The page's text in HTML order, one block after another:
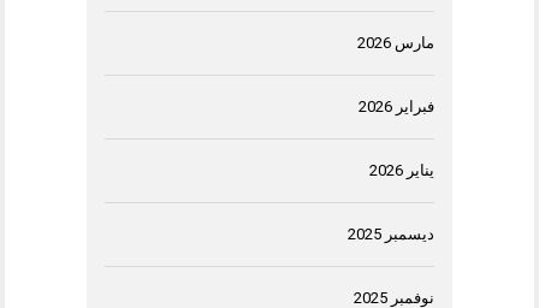
مارس 2026
فبراير 2026
يناير 2026
ديسمبر 2025
نوفمبر 2025